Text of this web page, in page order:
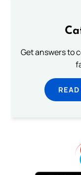
Get answers to